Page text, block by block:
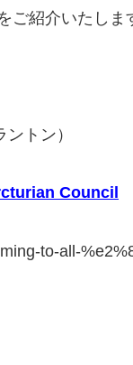
ご紹介いたしま
トン）
Council
to-all-